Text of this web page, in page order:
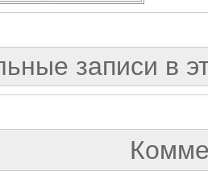
записи в